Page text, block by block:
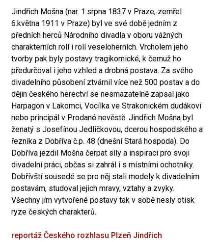
Jindřich Mošna (nar. 1.srpna 1837 v Praze, zemřel
6.května 1911 v Praze) byl ve své době jedním z
předních herců Národního divadla v oboru vážných
charakterních rolí i rolí veseloherních. Vrcholem jeho
tvorby pak byly postavy tragikomické, k čemuž ho
předurčoval i jeho vzhled a drobná postava. Za svého
divadelního působení ztvárnil více než 500 postav a do
dějin českého herectví se nesmazatelně zapsal jako
Harpagon v Lakomci, Vocílka ve Strakonickém dudákovi
nebo principál v Prodané nevěstě. Jindřich Mošna byl
ženatý s Josefínou Jedličkovou, dcerou hospodského a
řezníka z Dobříva č.p. 48 (dnešní Stará hospoda). Do
Dobříva jezdil Mošna čerpat síly a inspiraci pro svoji
divadelní práci, občas si zahrál i s místními ochotníky.
Dobřívští sousedé se pro něj stali modely k divadelním
postavám, studoval jejich mravy, vztahy a zvyky.
Všechny jím vytvořené postavy tak v sobě nesly otisk
ryze českých charakterů.
reportáž Českého rozhlasu Plzeň Jindřich